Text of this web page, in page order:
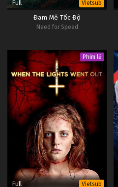
Full Vietsub
Đam Mê Tốc Độ
Need for Speed
Phim lẻ
Full Vietsub